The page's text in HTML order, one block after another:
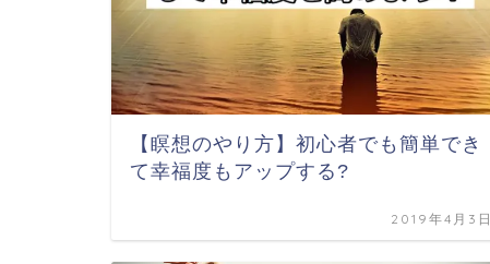
【瞑想のやり方】初心者でも簡単でき
て幸福度もアップする?
2019年4月3日